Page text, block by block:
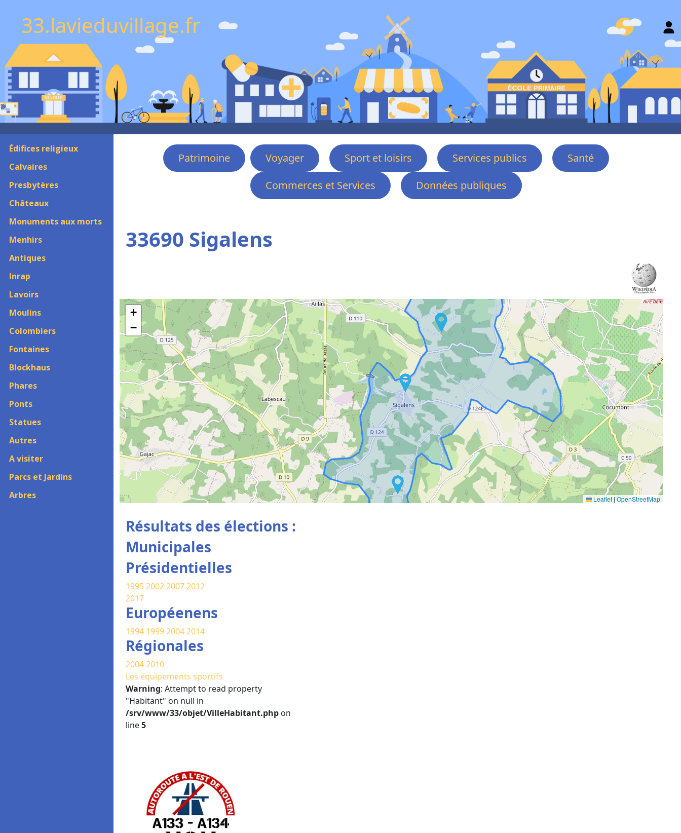
33.lavieduvillage.fr
Édifices religieux
Calvaires
Presbytères
Châteaux
Monuments aux morts
Menhirs
Antiques
Inrap
Lavoirs
Moulins
Colombiers
Fontaines
Blockhaus
Phares
Ponts
Statues
Autres
A visiter
Parcs et Jardins
Arbres
Patrimoine Voyager Sport et loisirs Services publics
Santé
Commerces et Services
Données publiques
33690 Sigalens
+
−
Leaflet | OpenStreetMap
Résultats des élections :
Municipales
Présidentielles
1995200220072012
2017
Européenens
1994 199920042014
Régionales
20042010
Les équipements sportifs
Warning: Attempt to read property
"Habitant" on null in
/srv/www/33/objet/VilleHabitant.php on
line5